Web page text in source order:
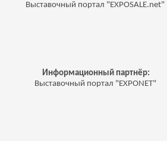
Выставочный портал "EXPOSALE.net"
Информационный партнёр:
Выставочный портал "EXPONET"